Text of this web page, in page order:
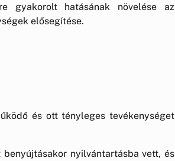
gyakorolt hatásának növelése az
elősegítése.
és ott tényleges tevékenységet
nyilvántartásba vett, és